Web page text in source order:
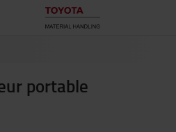
portable